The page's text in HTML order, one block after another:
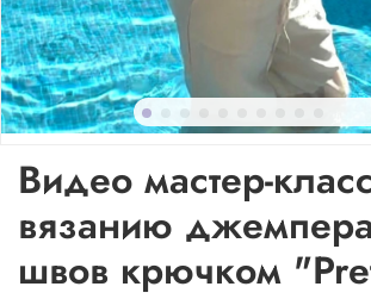
Видео мастер-
вязанию
швов крючком